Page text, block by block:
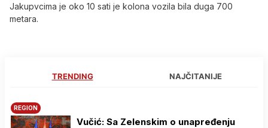
Jakupvcima je oko 10 sati je kolona vozila bila duga 700
metara.
TRENDING NAJČITANIJE
REGION
Vučić: Sa Zelenskim o unapređenju